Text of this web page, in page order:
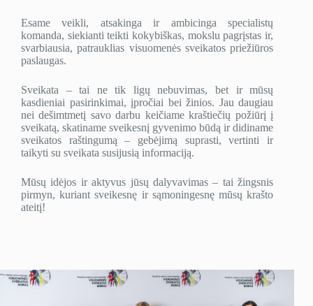
Esame veikli, atsakinga ir ambicinga specialistų
komanda, siekianti teikti kokybiškas, mokslu pagrįstas ir,
svarbiausia, patrauklias visuomenės sveikatos priežiūros
paslaugas.
Sveikata – tai ne tik ligų nebuvimas, bet ir mūsų
kasdieniai pasirinkimai, įpročiai bei žinios. Jau daugiau
nei dešimtmetį savo darbu keičiame kraštiečių požiūrį į
sveikatą, skatiname sveikesnį gyvenimo būdą ir didiname
sveikatos raštingumą – gebėjimą suprasti, vertinti ir
taikyti su sveikata susijusią informaciją.
Mūsų idėjos ir aktyvus jūsų dalyvavimas – tai žingsnis
pirmyn, kuriant sveikesnę ir sąmoningesnę mūsų krašto
ateitį!